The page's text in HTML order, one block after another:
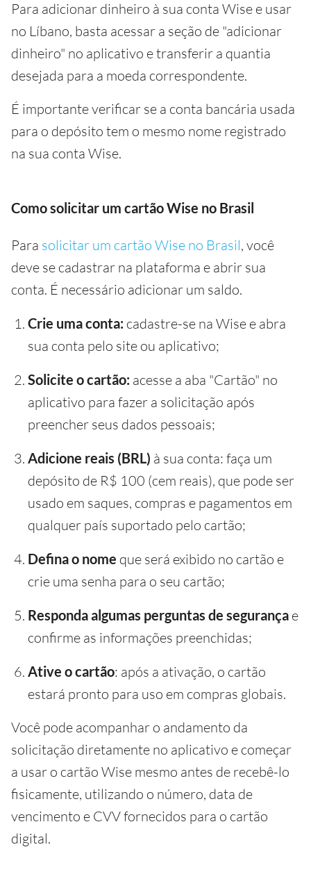
Para adicionar dinheiro à sua conta Wise e usar
no Líbano, basta acessar a seção de "adicionar
dinheiro" no aplicativo e transferir a quantia
desejada para a moeda correspondente.
É importante verificar se a conta bancária usada
para o depósito tem o mesmo nome registrado
na sua conta Wise.
Como solicitar um cartão Wise no Brasil
Para solicitar um cartão Wise no Brasil, você
deve se cadastrar na plataforma e abrir sua
conta. É necessário adicionar um saldo.
Crie uma conta: cadastre-se na Wise e abra
sua conta pelo site ou aplicativo;
Solicite o cartão: acesse a aba "Cartão" no
aplicativo para fazer a solicitação após
preencher seus dados pessoais;
Adicione reais (BRL) à sua conta: faça um
depósito de R$ 100 (cem reais), que pode ser
usado em saques, compras e pagamentos em
qualquer país suportado pelo cartão;
Defina o nome que será exibido no cartão e
crie uma senha para o seu cartão;
Responda algumas perguntas de segurança e
confirme as informações preenchidas;
Ative o cartão: após a ativação, o cartão
estará pronto para uso em compras globais.
Você pode acompanhar o andamento da
solicitação diretamente no aplicativo e começar
a usar o cartão Wise mesmo antes de recebê-lo
fisicamente, utilizando o número, data de
vencimento e CVV fornecidos para o cartão
digital.